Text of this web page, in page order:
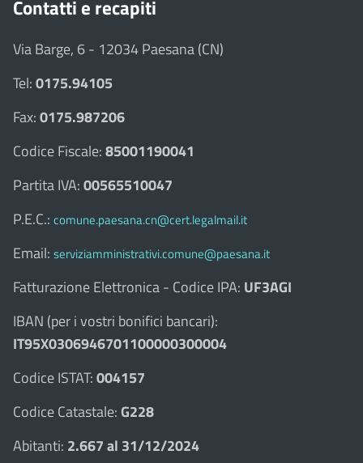
Contatti e recapiti
Via Barge, 6 - 12034 Paesana (CN)
Tel:0175.94105
Fax:0175.987206
Codice Fiscale:85001190041
Partita IVA:00565510047
P.E.C.: comune.paesana.cn@cert.legalmail.it
Email: serviziamministrativi.comune@paesana.it
Fatturazione Elettronica - Codice IPA: UF3AGI
IBAN (per i vostri bonifici bancari):
IT95X0306946701100000300004
Codice ISTAT:004157
Codice Catastale:G228
Abitanti: 2.667 al 31/12/2024